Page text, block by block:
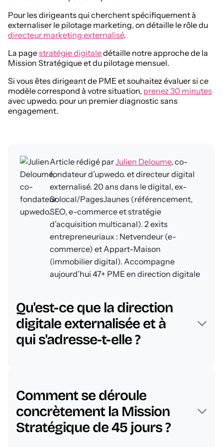
Pour les dirigeants qui cherchent spécifiquement à
externaliser le pilotage marketing, on détaille le rôle du
directeur marketing externalisé.
La pagestratégie digitaledétaille notre approche de la
Mission Stratégique et du pilotage mensuel.
Si vous êtes dirigeant de PME et souhaitez évaluer si ce
modèle correspond à votre situation, prenez 30 minutes
avec upwedo. pour un premier diagnostic sans
engagement.
Article rédigé parJulien Deloume, co-
fondateur d’upwedo. et directeur digital
externalisé. 20 ans dans le digital, ex-
Solocal/PagesJaunes (référencement,
SEO, e-commerce et stratégie
d’acquisition multicanal). 2 exits
entrepreneuriaux : Netvendeur (e-
commerce) et Appart-Maison
(immobilier digital). Accompagne
aujourd’hui 47+ PME en direction digitale
fréquentes
Qu'est-ce que la direction
digitale externalisée et à
qui s'adresse-t-elle ?
sa stratégie digitale plutôt que de recruter un
directeur digital en interne. Elle s'adresse aux
dirigeants qui veulent structurer leur croissance
digitale sans les contraintes du recrutement CDI,
aux PME qui ont des prestataires non coordonnés,
Comment se déroule
concrètement la Mission
Stratégique de 45 jours ?